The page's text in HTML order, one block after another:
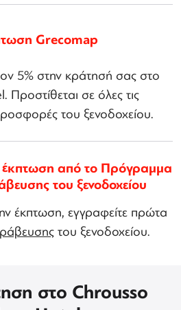
Grecomap
5% στην κράτησή σας στο
σε όλες τις
του ξενοδοχείου.
από το Πρόγραμμα
του ξενοδοχείου
έκπτωση, εγγραφείτε πρώτα
του ξενοδοχείου.
στο Chrousso